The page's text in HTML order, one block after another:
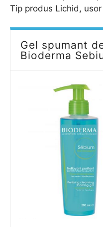
Tip produs Lichid,
Gel spumant
Bioderma